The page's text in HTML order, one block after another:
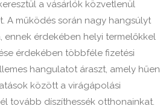
a vásárlók közvetlenül
A működés során nagy hangsúlyt
érdekében helyi termelőkkel
érdekében többféle fizetési
hangulatot áraszt, amely hűen
között a virágápolási
tovább díszíthessék otthonainkat.